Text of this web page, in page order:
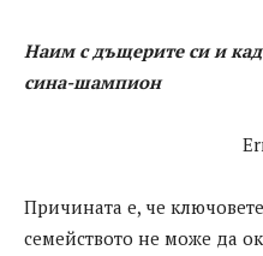
Наим с дъщерите си и
сина-шампион
Причината е, че
семейството не може да